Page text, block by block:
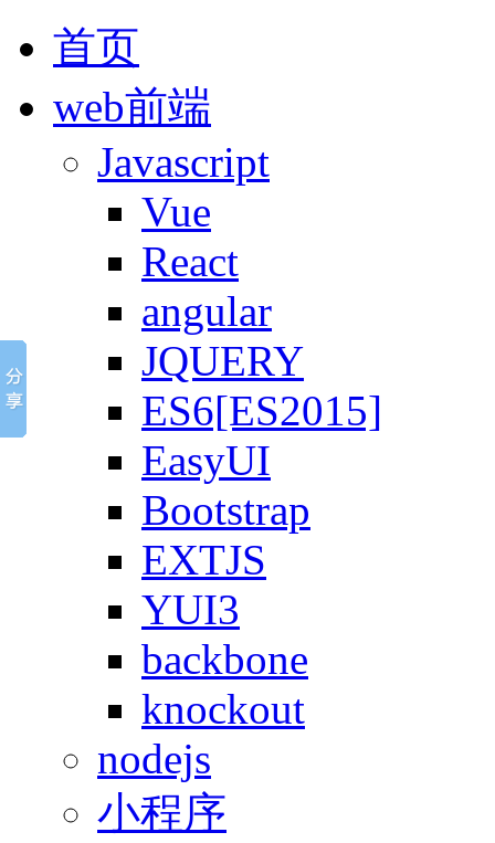
首页
web前端
Javascript
Vue
React
angular
JQUERY
ES6[ES2015]
EasyUI
Bootstrap
EXTJS
YUI3
backbone
knockout
nodejs
小程序